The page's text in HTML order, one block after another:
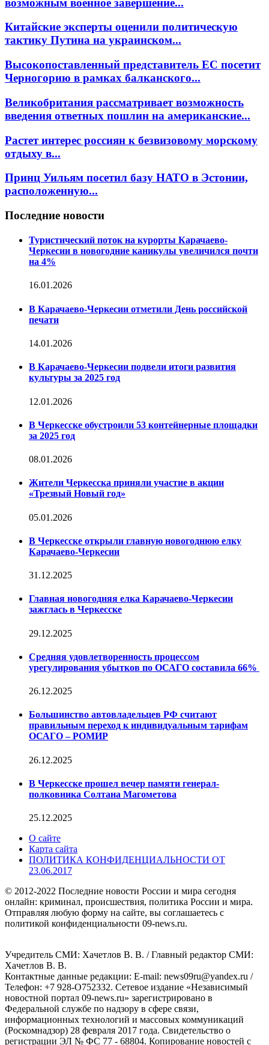
Китайские эксперты оценили политическую
тактику Путина на украинском...
Высокопоставленный представитель ЕС посетит
Черногорию в рамках балканского...
Великобритания рассматривает возможность
введения ответных пошлин на американские...
Растет интерес россиян к безвизовому морскому
отдыху в...
Принц Уильям посетил базу НАТО в Эстонии,
расположенную...
Последние новости
Туристический поток на курорты Карачаево-
Черкесии в новогодние каникулы увеличился почти
на 4%
16.01.2026
В Карачаево-Черкесии отметили День российской
печати
14.01.2026
В Карачаево-Черкесии подвели итоги развития
культуры за 2025 год
12.01.2026
В Черкесске обустроили 53 контейнерные площадки
за 2025 год
08.01.2026
Жители Черкесска приняли участие в акции
«Трезвый Новый год»
05.01.2026
В Черкесске открыли главную новогоднюю елку
Карачаево-Черкесии
31.12.2025
Главная новогодняя елка Карачаево-Черкесии
зажглась в Черкесске
29.12.2025
Средняя удовлетворенность процессом
урегулирования убытков по ОСАГО составила 66%
26.12.2025
Большинство автовладельцев РФ считают
правильным переход к индивидуальным тарифам
ОСАГО – РОМИР
26.12.2025
В Черкесске прошел вечер памяти генерал-
полковника Солтана Магометова
25.12.2025
О сайте
Карта сайта
ПОЛИТИКА КОНФИДЕНЦИАЛЬНОСТИ ОТ
23.06.2017
© 2012-2022 Последние новости России и мира сегодня
онлайн: криминал, происшествия, политика России и мира.
Отправляя любую форму на сайте, вы соглашаетесь с
политикой конфиденциальности 09-news.ru.
Учредитель СМИ: Хaчeтлoв B. B. / Главный редактор СМИ:
Хaчeтлoв B. B.
Контактные данные редакции: E-mail: news09ru@yandex.ru /
Телефон: +7 928-O752332. Сетевое издание «Независимый
новостной портал 09-news.ru» зарегистрировано в
Федеральной службе по надзору в сфере связи,
информационных технологий и массовых коммуникаций
(Роскомнадзор) 28 февраля 2017 года. Свидетельство о
регистрации ЭЛ № ФС 77 - 68804. Копирование новостей с